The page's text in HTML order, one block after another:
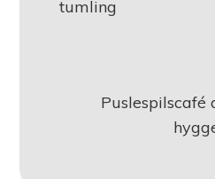
tumling
Puslespilscafé